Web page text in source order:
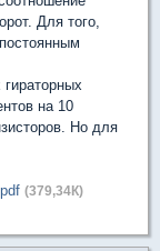
Для того,
на 10
Но для
(379,34К)